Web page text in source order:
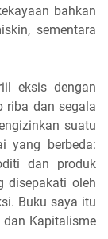
bahkan
sementara
eksis dengan
riba dan segala
suatu
yang berbeda:
dan produk
disepakati oleh
Buku saya itu
dan Kapitalisme